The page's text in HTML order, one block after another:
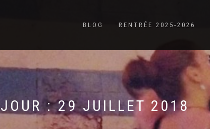
BLOG RENTRÉE 2025-2026
JOUR :29 JUILLET 2018